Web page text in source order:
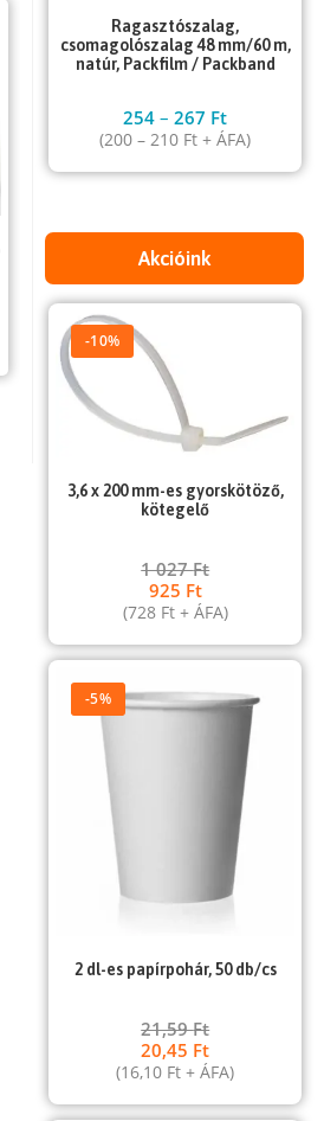
Ragasztószalag,
csomagolószalag 48 mm/60 m,
natúr, Packfilm / Packband
254–267 Ft
(200–210 Ft + ÁFA)
Akcióink
-10%
3,6 x 200 mm-es gyorskötöző,
kötegelő
1 027Ft
925 Ft
(728 Ft+ ÁFA)
-5%
2 dl-es papírpohár, 50 db/cs
21,59Ft
20,45 Ft
(16,10 Ft + ÁFA)